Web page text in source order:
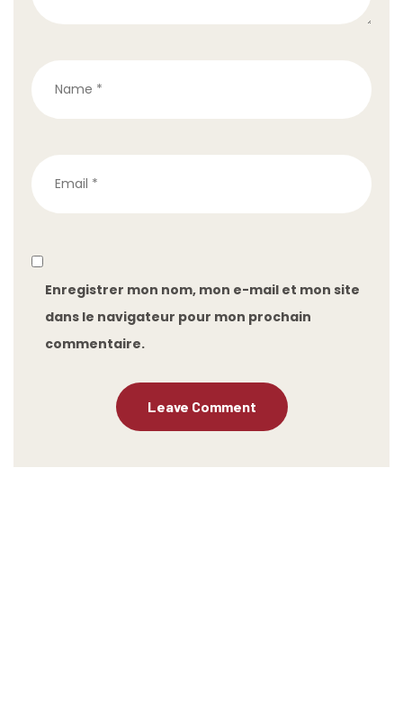
Enregistrer mon nom, mon e-mail et mon site
dans le navigateur pour mon prochain
commentaire.